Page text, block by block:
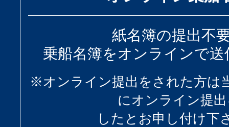
紙名簿の提出不
乗船名簿をオンラインで
※オンライン提出をされた方は
にオンライン提
したとお申し付け下